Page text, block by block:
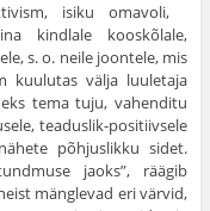
isiku omavoli,
kindlale kooskõlale,
s. o. neile joontele, mis
kuulutas välja luule­taja
tema tuju, vahenditu
teaduslik-positiivsele
põhjuslikku sidet.
jaoks”, räägib
mänglevad eri värvid,